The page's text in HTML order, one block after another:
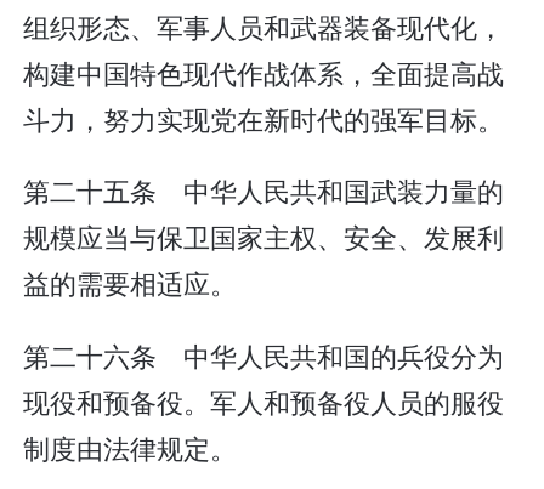
组织形态、军事人员和武器装备现代化，
构建中国特色现代作战体系，全面提高战
斗力，努力实现党在新时代的强军目标。
第二十五条 中华人民共和国武装力量的
规模应当与保卫国家主权、安全、发展利
益的需要相适应。
第二十六条 中华人民共和国的兵役分为
现役和预备役。军人和预备役人员的服役
制度由法律规定。